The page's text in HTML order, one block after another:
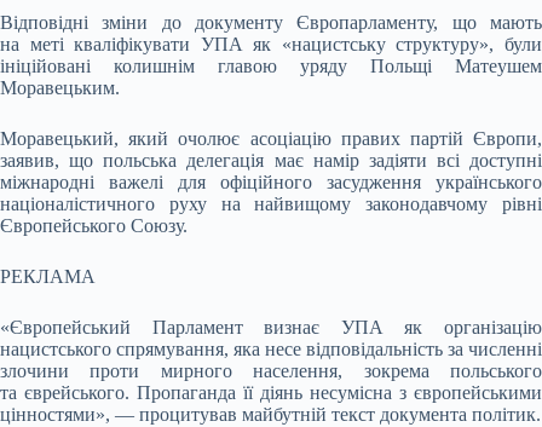
Відповідні зміни до документу Європарламенту, що мають
на меті кваліфікувати УПА як «нацистську структуру», були
ініційовані колишнім главою уряду Польщі Матеушем
Моравецьким.
Моравецький, який очолює асоціацію правих партій Європи,
заявив, що польська делегація має намір задіяти всі доступні
міжнародні важелі для офіційного засудження українського
націоналістичного руху на найвищому законодавчому рівні
Європейського Союзу.
РЕКЛАМА
«Європейський Парламент визнає УПА як організацію
нацистського спрямування, яка несе відповідальність за численні
злочини проти мирного населення, зокрема польського
та єврейського. Пропаганда її діянь несумісна з європейськими
цінностями», — процитував майбутній текст документа політик.